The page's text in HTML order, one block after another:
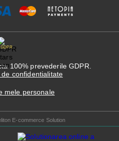
GDPR
100% prevederile GDPR.
confidentialitate
mele personale
E-commerce Solution